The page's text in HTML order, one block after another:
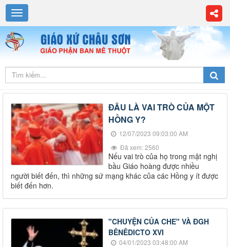
ĐÂU LÀ VAI TRÒ CỦA MỘT
HỒNG Y?
12/07/2023 09:03:00 AM
Đã xem: 2560
Nếu vai trò của họ trong mật nghị
bầu Giáo hoàng được nhiều
người biết đến, thì những sứ mạng khác của các Hồng y ít được
biết đến hơn.
"CHUYỆN CỦA CHE" VÀ ĐGH
BÊNÊDICTO XVI
04/01/2023 03:48:00 AM